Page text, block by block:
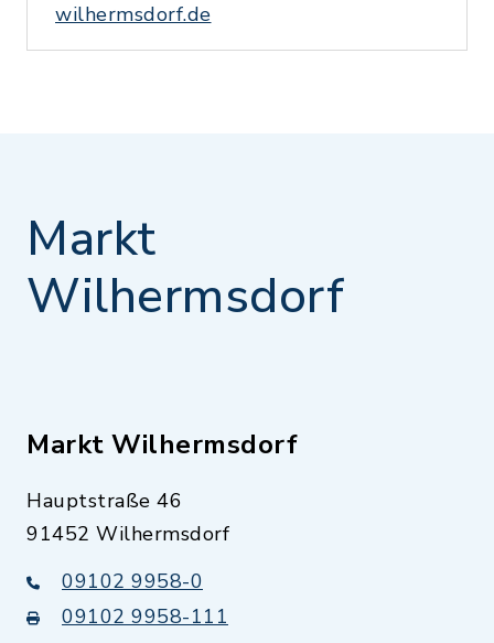
wilhermsdorf.de
Markt
Wilhermsdorf
Markt Wilhermsdorf
Hauptstraße 46
91452 Wilhermsdorf
09102 9958-0
09102 9958-111